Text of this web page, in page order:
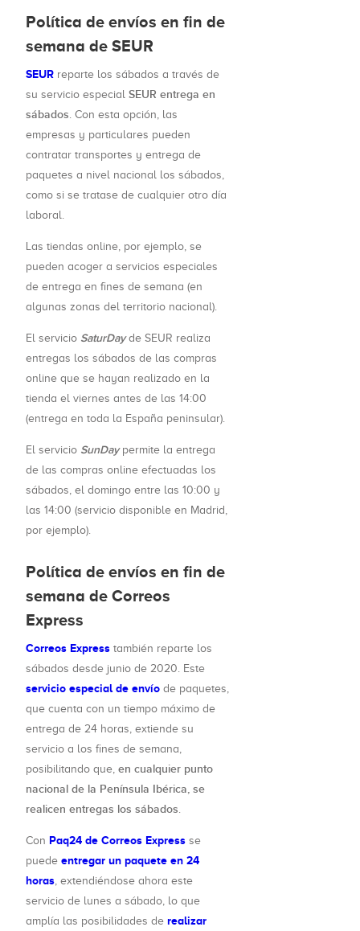
Política de envíos en fin de
semana de SEUR
SEUR reparte los sábados a través de
su servicio especial SEUR entrega en
sábados . Con esta opción, las
empresas y particulares pueden
contratar transportes y entrega de
paquetes a nivel nacional los sábados,
como si se tratase de cualquier otro día
laboral.
Las tiendas online, por ejemplo, se
pueden acoger a servicios especiales
de entrega en fines de semana (en
algunas zonas del territorio nacional).
El servicio SaturDayde SEUR realiza
entregas los sábados de las compras
online que se hayan realizado en la
tienda el viernes antes de las 14:00
(entrega en toda la España peninsular).
El servicio SunDaypermite la entrega
de las compras online efectuadas los
sábados, el domingo entre las 10:00 y
las 14:00 (servicio disponible en Madrid,
por ejemplo).
Política de envíos en fin de
semana de Correos
Express
Correos Express también reparte los
sábados desde junio de 2020. Este
servicio especial de envío de paquetes,
que cuenta con un tiempo máximo de
entrega de 24 horas, extiende su
servicio a los fines de semana,
posibilitando que, en cualquier punto
nacional de la Península Ibérica, se
realicen entregas los sábados
Con Paq24 de Correos Express se
puede entregar un paquete en 24
horas , extendiéndose ahora este
servicio de lunes a sábado, lo que
amplía las posibilidades de realizar